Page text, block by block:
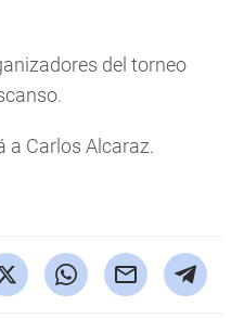
del torneo
a Carlos Alcaraz.